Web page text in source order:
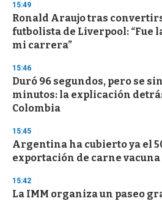
d
s
o
f
3
s
e
c
o
n
15:49
Ronald Araujo tras
futbolista de Liverpool: “Fue
mi carrera”
15:46
Duró 96 segundos, pero se
minutos: la explicación
Colombia
15:45
Argentina ha cubierto ya el
exportación de carne vacuna
15:42
La IMM organiza un paseo